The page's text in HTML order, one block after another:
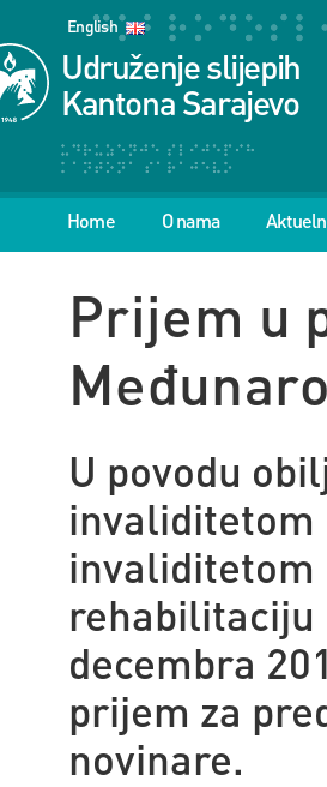
English
Udruženje slijepih
Kantona Sarajevo
Home O nama
Prijem u
U povodu
invaliditetom
invaliditetom
rehabilitaciju
decembra
prijem za
novinare.